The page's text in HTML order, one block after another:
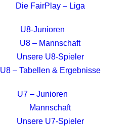
Die FairPlay – Liga
U8-Junioren
U8 – Mannschaft
Unsere U8-Spieler
U8 – Tabellen & Ergebnisse
U7 – Junioren
Mannschaft
Unsere U7-Spieler